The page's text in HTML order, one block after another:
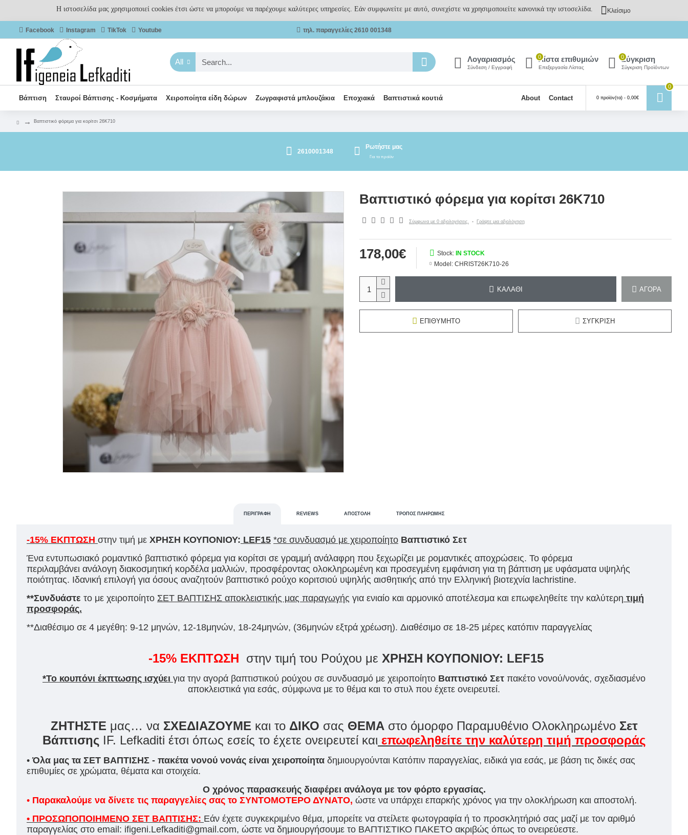
Η ιστοσελίδα μας χρησιμοποιεί cookies έτσι ώστε να μπορούμε να παρέχουμε καλύτερες υπηρεσίες. Εάν συμφωνείτε με αυτό, συνεχίστε να χρησιμοποιείτε κανονικά την ιστοσελίδα. Κλείσιμο
Facebook Instagram TikTok Youtube τηλ. παραγγελίες 2610 001348
All Λογαριασμός
Σύνδεση / Εγγραφή
Λίστα επιθυμιών
Επεξεργασία Λίστας
0 Σύγκριση
Σύγκριση Προϊόντων
0
Βάπτιση Σταυροί Βάπτισης - Κοσμήματα Χειροποίητα είδη δώρων Ζωγραφιστά μπλουζάκια Εποχιακά Βαπτιστικά κουτιά About Contact 0 προϊόν(τα) - 0,00€
0
Βαπτιστικό φόρεμα για κορίτσι 26K710
2610001348
Ρωτήστε μας
Για το προϊόν
Βαπτιστικό φόρεμα για κορίτσι 26K710
Σύμφωνα με 0 αξιολογήσεις. - Γράψτε μια αξιολόγηση
178,00€ Stock: IN STOCK
Model: CHRIST26K710-26
ΚΑΛΆΘΙ ΑΓΟΡΆ
ΕΠΙΘΥΜΗΤΌ ΣΎΓΚΡΙΣΗ
ΠΕΡΙΓΡΑΦΉ REVIEWS ΑΠΟΣΤΟΛΉ ΤΡΌΠΟΣ ΠΛΗΡΩΜΉΣ
-15% ΕΚΠΤΩΣΗ στην τιμή με ΧΡΗΣΗ ΚΟΥΠΟΝΙΟΥ: LEF15 *σε συνδυασμό με χειροποίητο Βαπτιστικό Σετ
Ένα εντυπωσιακό ρομαντικό βαπτιστικό φόρεμα για κορίτσι σε γραμμή ανάλαφρη που ξεχωρίζει με ρομαντικές αποχρώσεις. Το φόρεμα
περιλαμβάνει ανάλογη διακοσμητική κορδέλα μαλλιών, προσφέροντας ολοκληρωμένη και προσεγμένη εμφάνιση για τη βάπτιση με υφάσματα υψηλής
ποιότητας. Ιδανική επιλογή για όσους αναζητούν βαπτιστικό ρούχο κοριτσιού υψηλής αισθητικής από την Ελληνική βιοτεχνία lachristine.
**Συνδυάστε το με χειροποίητο ΣΕΤ ΒΑΠΤΙΣΗΣ αποκλειστικής μας παραγωγής για ενιαίο και αρμονικό αποτέλεσμα και επωφεληθείτε την καλύτερη τιμή
προσφοράς.
**Διαθέσιμο σε 4 μεγέθη: 9-12 μηνών, 12-18μηνών, 18-24μηνών, (36μηνών εξτρά χρέωση). Διαθέσιμο σε 18-25 μέρες κατόπιν παραγγελίας
-15% ΕΚΠΤΩΣΗ στην τιμή του Ρούχου με ΧΡΗΣΗ ΚΟΥΠΟΝΙΟΥ: LEF15
*Το κουπόνι έκπτωσης ισχύει για την αγορά βαπτιστικού ρούχου σε συνδυασμό με χειροποίητο Βαπτιστικό Σετ πακέτο νονού/νονάς, σχεδιασμένο
αποκλειστικά για εσάς, σύμφωνα με το θέμα και το στυλ που έχετε ονειρευτεί.
ΖΗΤΗΣΤΕ μας… να ΣΧΕΔΙΑΖΟΥΜΕ και το ΔΙΚΟ σας ΘΕΜΑστο όμορφο Παραμυθένιο Ολοκληρωμένο Σετ
Βάπτισης IF. Lefkaditi έτσι όπως εσείς το έχετε ονειρευτεί και επωφεληθείτε την καλύτερη τιμή προσφοράς
•Όλα μας τα ΣΕΤ ΒΑΠΤΙΣΗΣ - πακέτα νονού νονάς είναι χειροποίητα δημιουργούνται Κατόπιν παραγγελίας, ειδικά για εσάς, με βάση τις δικές σας
επιθυμίες σε χρώματα, θέματα και στοιχεία.
Ο χρόνος παρασκευής διαφέρει ανάλογα με τον φόρτο εργασίας.
• Παρακαλούμε να δίνετε τις παραγγελίες σας το ΣΥΝΤΟΜΟΤΕΡΟ ΔΥΝΑΤΟ, ώστε να υπάρχει επαρκής χρόνος για την ολοκλήρωση και αποστολή.
• ΠΡΟΣΩΠΟΠΟΙΗΜΕΝΟ ΣΕΤ ΒΑΠΤΙΣΗΣ: Εάν έχετε συγκεκριμένο θέμα, μπορείτε να στείλετε φωτογραφία ή το προσκλητήριό σας μαζί με τον αριθμό
παραγγελίας στο email: ifigeni.Lefkaditi@gmail.com, ώστε να δημιουργήσουμε το ΒΑΠΤΙΣΤΙΚΟ ΠΑΚΕΤΟ ακριβώς όπως το ονειρεύεστε.